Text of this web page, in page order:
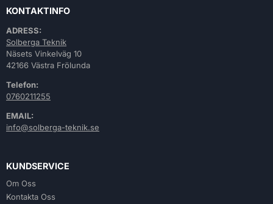
KONTAKTINFO
ADRESS:
Solberga Teknik
Näsets Vinkelväg 10
42166 Västra Frölunda
Telefon:
0760211255
EMAIL:
info@solberga-teknik.se
KUNDSERVICE
Om Oss
Kontakta Oss